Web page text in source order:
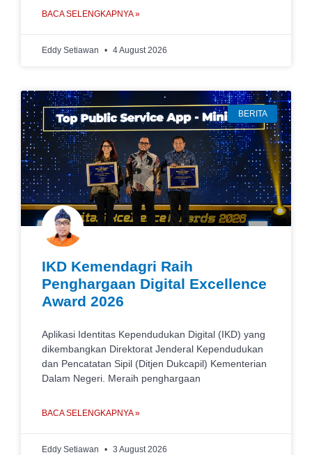
BACA SELENGKAPNYA »
Eddy Setiawan 4 August 2026
BERITA
IKD Kemendagri Raih
Penghargaan Digital Excellence
Award 2026
Aplikasi Identitas Kependudukan Digital (IKD) yang
dikembangkan Direktorat Jenderal Kependudukan
dan Pencatatan Sipil (Ditjen Dukcapil) Kementerian
Dalam Negeri. Meraih penghargaan
BACA SELENGKAPNYA »
Eddy Setiawan 3 August 2026